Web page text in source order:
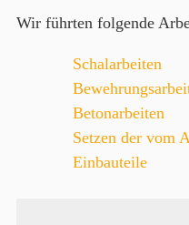
Wir führten folgende
Schalarbeiten
Betonarbeiten
Setzen der vom
Einbauteile